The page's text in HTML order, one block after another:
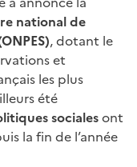
national de
, dotant le
et
les plus
été
socialesont
la fin de l’année